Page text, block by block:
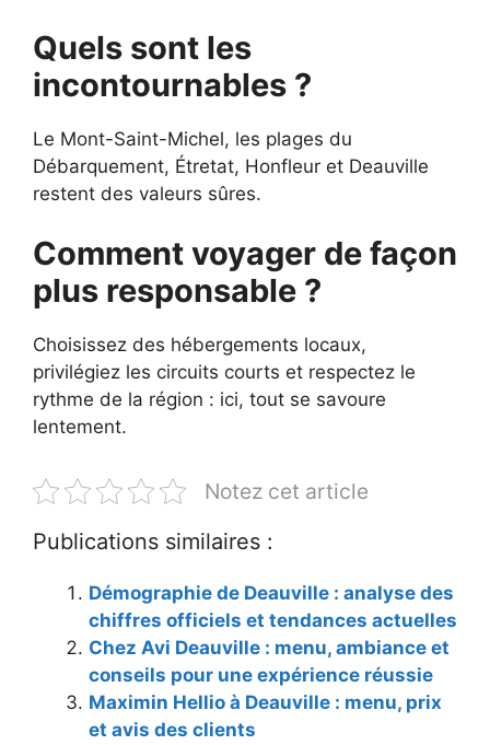
Quels sont les
incontournables ?
Le Mont-Saint-Michel, les plages du
Débarquement, Étretat, Honfleur et Deauville
restent des valeurs sûres.
Comment voyager de façon
plus responsable ?
Choisissez des hébergements locaux,
privilégiez les circuits courts et respectez le
rythme de la région : ici, tout se savoure
lentement.
Notez cet article
Publications similaires :
Démographie de Deauville : analyse des
chiffres officiels et tendances actuelles
Chez Avi Deauville : menu, ambiance et
conseils pour une expérience réussie
Maximin Hellio à Deauville : menu, prix
et avis des clients